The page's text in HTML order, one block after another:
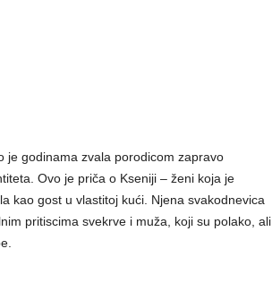
je godinama zvala porodicom zapravo
Ovo je priča o Kseniji – ženi koja je
kao gost u vlastitoj kući. Njena svakodnevica
pritiscima svekrve i muža, koji su polako, ali